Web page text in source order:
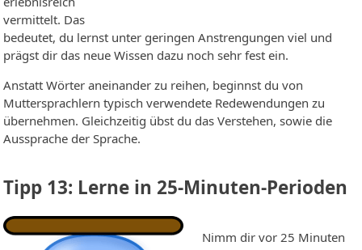
vermittelt. Das
bedeutet, du lernst unter geringen Anstrengungen viel und
prägst dir das neue Wissen dazu noch sehr fest ein.
Anstatt Wörter aneinander zu reihen, beginnst du von
Muttersprachlern typisch verwendete Redewendungen zu
übernehmen. Gleichzeitig übst du das Verstehen, sowie die
Aussprache der Sprache.
Tipp 13: Lerne in 25-Minuten-Perioden
Nimm dir vor 25 Minuten